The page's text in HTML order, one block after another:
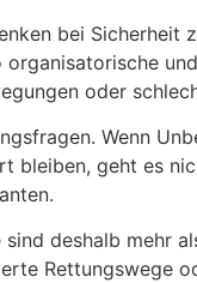
bei Sicherheit
oder
Wenn
bleiben, geht es
deshalb mehr
Rettungswege